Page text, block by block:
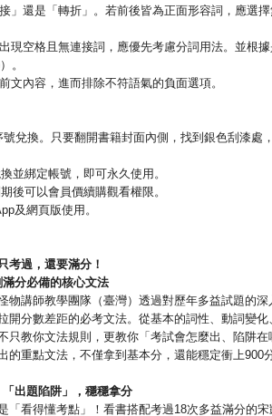
」還是「轉折」。若前後皆為正面形容詞，應選
現空格且無連接詞，應優先考慮分詞用法。並根據
。
文內容，進而排除不符語氣的負面選項。
兌換。只要翻開書籍封面內側，找到銀色刮漆處
並綁定帳號，即可永久使用。
後可以會員價續購觀看權限。
及網頁版使用。
考過，還要滿分！
分必備的核心文法
物講師教學團隊（臺灣）透過對歷年多益試題的深
開分數差距的必考文法。從基本的詞性、動詞變化
只教你文法規則，更教你「考試會怎麼出、陷阱在
的重點文法，不僅拿到基本分，還能穩定衝上900
出題陷阱」，穩穩拿分
「看得懂考點」！看書搭配考過18次多益滿分的